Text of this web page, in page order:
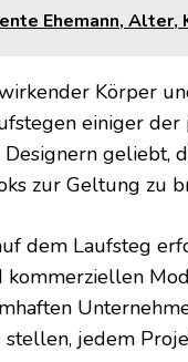
Ehemann, Alter,
Körper
einiger
zur Geltung zu
dem Laufsteg
jedem